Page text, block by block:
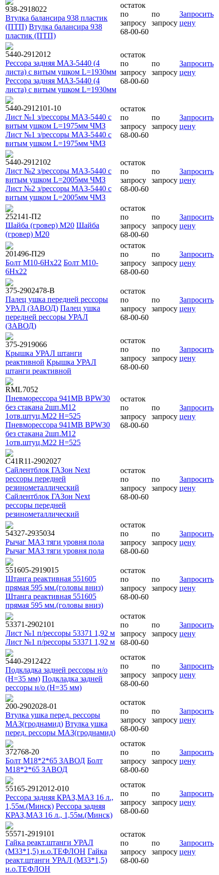
938-2918022
Втулка балансира 938 пластик
(ПТП) Втулка балансира 938
пластик (ПТП)
остаток
по
запросу
68-00-60
по
запросу
Запросить
цену
5440-2912012
Рессора задняя МАЗ-5440 (4
листа) с витым ушком L=1930мм
Рессора задняя МАЗ-5440 (4
листа) с витым ушком L=1930мм
остаток
по
запросу
68-00-60
по
запросу
Запросить
цену
5440-2912101-10
Лист №1 з/рессоры МАЗ-5440 с
витым ушком L=1975мм ЧМЗ
Лист №1 з/рессоры МАЗ-5440 с
витым ушком L=1975мм ЧМЗ
остаток
по
запросу
68-00-60
по
запросу
Запросить
цену
5440-2912102
Лист №2 з/рессоры МАЗ-5440 с
витым ушком L=2005мм ЧМЗ
Лист №2 з/рессоры МАЗ-5440 с
витым ушком L=2005мм ЧМЗ
остаток
по
запросу
68-00-60
по
запросу
Запросить
цену
252141-П2
Шайба (гровер) М20 Шайба
(гровер) М20
остаток
по
запросу
68-00-60
по
запросу
Запросить
цену
201496-П29
Болт М10-6Нх22 Болт М10-
6Нх22
остаток
по
запросу
68-00-60
по
запросу
Запросить
цену
375-2902478-В
Палец ушка передней рессоры
УРАЛ (ЗАВОД) Палец ушка
передней рессоры УРАЛ
(ЗАВОД)
остаток
по
запросу
68-00-60
по
запросу
Запросить
цену
375-2919066
Крышка УРАЛ штанги
реактивной Крышка УРАЛ
штанги реактивной
остаток
по
запросу
68-00-60
по
запросу
Запросить
цену
RML7052
Пневморессора 941MB BPW30
без стакана 2шп.M12
1отв.штуц.M22 H=525
Пневморессора 941MB BPW30
без стакана 2шп.M12
1отв.штуц.M22 H=525
остаток
по
запросу
68-00-60
по
запросу
Запросить
цену
С41R11-2902027
Сайлентблок ГАЗон Next
рессоры передней
резинометаллический
Сайлентблок ГАЗон Next
рессоры передней
резинометаллический
остаток
по
запросу
68-00-60
по
запросу
Запросить
цену
54327-2935034
Рычаг МАЗ тяги уровня пола
Рычаг МАЗ тяги уровня пола
остаток
по
запросу
68-00-60
по
запросу
Запросить
цену
551605-2919015
Штанга реактивная 551605
прямая 595 мм.(головы вниз)
Штанга реактивная 551605
прямая 595 мм.(головы вниз)
остаток
по
запросу
68-00-60
по
запросу
Запросить
цену
53371-2902101
Лист №1 п/рессоры 53371 1,92 м
Лист №1 п/рессоры 53371 1,92 м
остаток
по
запросу
68-00-60
по
запросу
Запросить
цену
5440-2912422
Подкладка задней рессоры н/о
(H=35 мм) Подкладка задней
рессоры н/о (H=35 мм)
остаток
по
запросу
68-00-60
по
запросу
Запросить
цену
200-2902028-01
Втулка ушка перед. рессоры
МАЗ(гроднамид) Втулка ушка
перед. рессоры МАЗ(гроднамид)
остаток
по
запросу
68-00-60
по
запросу
Запросить
цену
372768-20
Болт М18*2*65 ЗАВОД Болт
М18*2*65 ЗАВОД
остаток
по
запросу
68-00-60
по
запросу
Запросить
цену
55165-2912012-010
Рессора задняя КРАЗ,МАЗ 16 л.,
1,55м.(Минск) Рессора задняя
КРАЗ,МАЗ 16 л., 1,55м.(Минск)
остаток
по
запросу
68-00-60
по
запросу
Запросить
цену
55571-2919101
Гайка реакт.штанги УРАЛ
(М33*1,5) н.о.ТЕФЛОН Гайка
реакт.штанги УРАЛ (М33*1,5)
н.о.ТЕФЛОН
остаток
по
запросу
68-00-60
по
запросу
Запросить
цену